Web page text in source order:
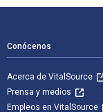
Conócenos
Acerca de VitalSource
Prensa y medios
Empleos en VitalSource